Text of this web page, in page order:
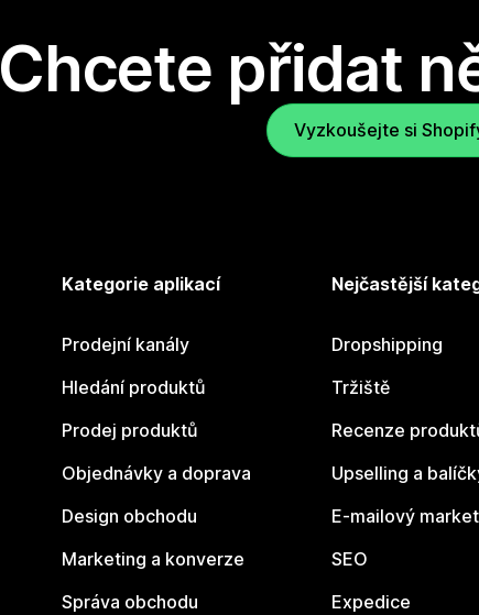
Chcete přidat
Vyzkoušejte si
Kategorie aplikací
Prodejní kanály
Hledání produktů
Prodej produktů
Objednávky a doprava
Design obchodu
Marketing a konverze
Správa obchodu
Nejčastější
Dropshipping
Tržiště
Recenze
Upselling a
E-mailový
SEO
Expedice